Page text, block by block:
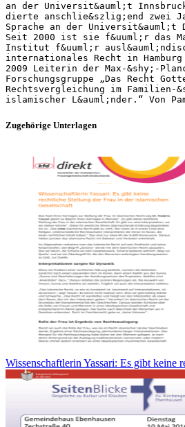
an der Universit&auml;t
dierte anschlie&szlig;end zwei
Sprache an der Universit&auml;t
Seit 2000 ist sie f&uuml;r das
Institut f&uuml;r
internationales Recht in
2009 Leiterin der Max-
Forschungsgruppe „Das Recht
Rechtsvergleichung im Familien-
islamischer L&auml;nder.“ Von
Zugehörige Unterlagen
Wissenschaftlerin Yassari: Es gibt keine